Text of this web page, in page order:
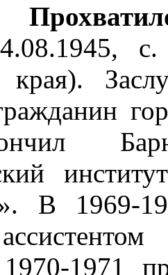
края).
В 1969-
1971